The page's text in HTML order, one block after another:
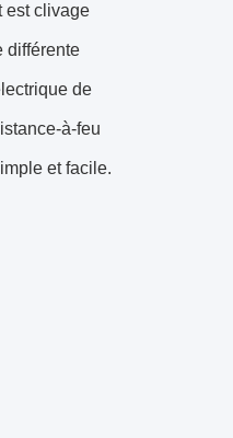
est clivage
différente
de
à-feu
et facile.